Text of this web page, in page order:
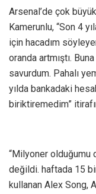
Arsenal’de çok
Kamerunlu, “Son 4
için hacadım
oranda artmıştı.
savurdum. Pahalı
yılda bankadaki
biriktiremedim”
“Milyoner olduğumu
değildi. haftada 15
kullanan Alex Song,